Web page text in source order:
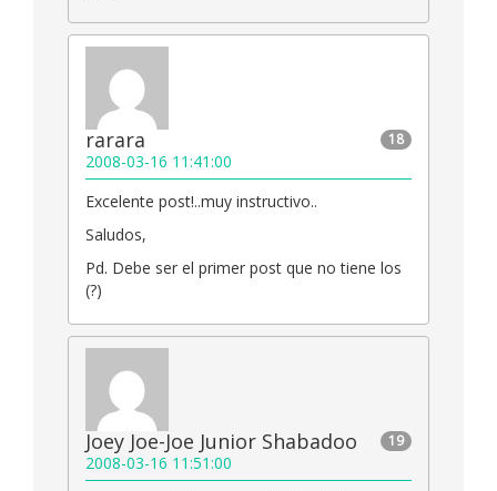
18
rarara
2008-03-16 11:41:00
Excelente post!..muy instructivo..
Saludos,
Pd. Debe ser el primer post que no tiene los
(?)
19
Joey Joe-Joe Junior Shabadoo
2008-03-16 11:51:00